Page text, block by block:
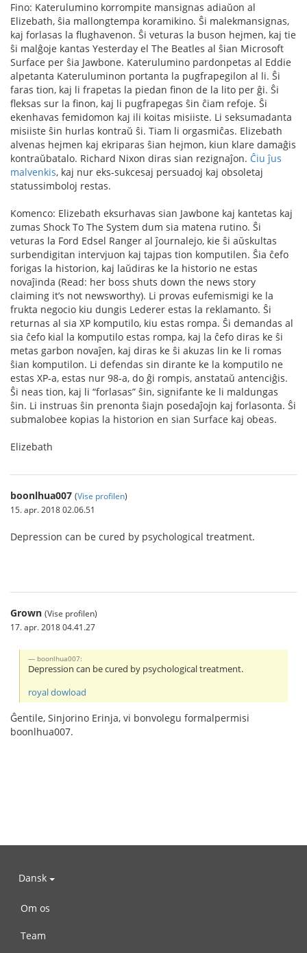
Fino: Katerulumino korrompite mansignas adiaŭon al
Elizebath, ŝia mallongtempa koramikino. Ŝi malekmansignas,
kaj forlasas la flughavenon. Ŝi veturas la buson hejmen, kaj tie
ŝi malĝoje kantas Yesterday el The Beatles al ŝian Microsoft
Surface per ŝia Jawbone. Katerulumino pardonpetas al Eddie
alpetanta Kateruluminon portanta la pugfrapegilon al li. Ŝi
faras tion, kaj li frapetas la piedan finon de la lito per ĝi. Ŝi
fleksas sur la finon, kaj li pugfrapegas ŝin ĉiam refoje. Ŝi
ekenhavas femidomon kaj ili koitas misiiste. Li seksumadanta
misiiste ŝin hurlas kontraŭ ŝi. Tiam li orgasmiĉas. Elizebath
alvenas hejmen kaj ekriparas ŝian hejmon, kiun klare damaĝis
kontraŭbatalo. Richard Nixon diras sian rezignaĵon. Ĉiu ĵus
malvenkis, kaj nur eks-sukcesaj persuadoj kaj obsoletaj
statussimboloj restas.
Komenco: Elizebath eksurhavas sian Jawbone kaj kantetas kaj
zumas Shock To The System dum sia matena rutino. Ŝi
veturas la Ford Edsel Ranger al ĵournalejo, kie ŝi aŭskultas
surbendigitan intervjuon kaj tajpas tion komputilen. Ŝia ĉefo
forigas la historion, kaj laŭdiras ke la historio ne estas
novaĵinda (Read: her boss shuts down the news story
claiming it’s not newsworthy). Li provas eufemismigi ke la
frukta negocio kiu dungis Lederer estas la reklamanto. Ŝi
returnas al sia XP komputilo, kiu estas rompa. Ŝi demandas al
sia ĉefo kial la komputilo estas rompa, kaj la ĉefo diras ke ŝi
metas garbon novaĵen, kaj diras ke ŝi akuzas lin ke li romas
ŝian komputilon. Li defendas sin dirante ke la komputilo ne
estas XP-a, estas nur 98-a, do ĝi rompis, anstataŭ antenciĝis.
Ŝi neas tion, kaj li “forlasas” ŝin, signifante ke li maldungas
ŝin. Li instruas ŝin prenonta ŝiajn posedaĵojn kaj forlasonta. Ŝi
submalobee kopias la historion en sian Surface kaj obeas.
Elizebath
boonlhua007 (Vise profilen)
15. apr. 2018 02.06.51
Depression can be cured by psychological treatment.
Grown (Vise profilen)
17. apr. 2018 04.41.27
boonlhua007:
Depression can be cured by psychological treatment.
royal dowload
Ĝentile, Sinjorino Erinja, vi bonvolegu formalpermisi
boonlhua007.
Dansk
Om os
Team